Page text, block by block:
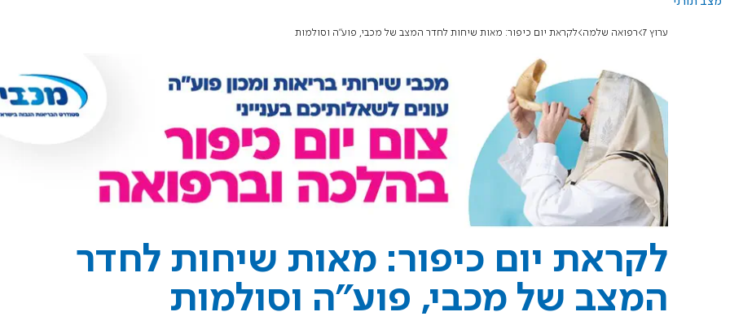
ערוץ 7 רפואה שלמה לקראת יום כיפור: מאות שיחות לחדר המצב של מכבי, פוע"ה וסולמות
לקראת יום כיפור: מאות שיחות לחדר
המצב של מכבי, פוע"ה וסולמות